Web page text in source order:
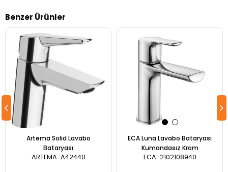
Benzer Ürünler
Artema Solid Lavabo
Bataryası
ARTEMA-A42440
ECA Luna Lavabo Bataryası
Kumandasız Krom
ECA-2102108940